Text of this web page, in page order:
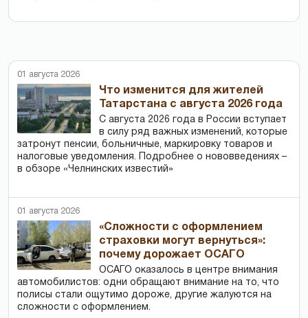
01 августа 2026
Что изменится для жителей
Татарстана с августа 2026 года
С августа 2026 года в России вступает
в силу ряд важных изменений, которые
затронут пенсии, больничные, маркировку товаров и
налоговые уведомления. Подробнее о нововведениях –
в обзоре «Челнинских известий»
01 августа 2026
«Сложности с оформлением
страховки могут вернуться»:
почему дорожает ОСАГО
ОСАГО оказалось в центре внимания
автомобилистов: одни обращают внимание на то, что
полисы стали ощутимо дороже, другие жалуются на
сложности с оформлением.